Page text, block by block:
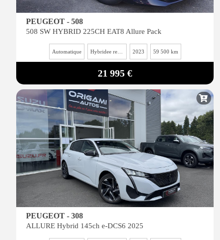
PEUGEOT - 508
508 SW HYBRID 225CH EAT8 Allure Pack
Automatique Hybridee rechargeable essence 2023 59 500 km
21 995 €
PEUGEOT - 308
ALLURE Hybrid 145ch e-DCS6 2025